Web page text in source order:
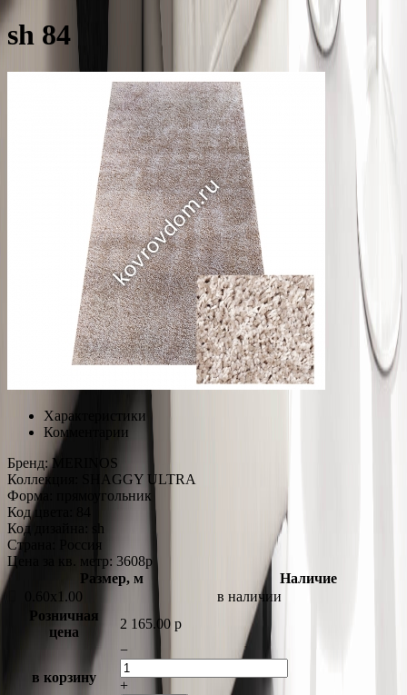
sh 84
Характеристики
Комментарии
Бренд:MERINOS
Коллекция:
SHAGGY ULTRA
Форма:
прямоугольник
Код цвета:
Код дизайна:
sh
Страна:
Россия
Цена за кв. метр: 3608p
Размер, м
Наличие
0.60x1.00
в наличии
Розничная
цена
2 165.00 p
в корзину
−
+